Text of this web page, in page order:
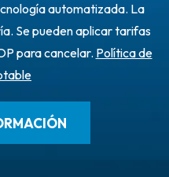
automatizada. La
Se pueden aplicar tarifas
para cancelar. Política de